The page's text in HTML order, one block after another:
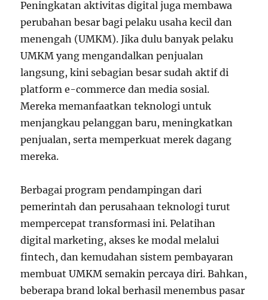
Peningkatan aktivitas digital juga membawa
perubahan besar bagi pelaku usaha kecil dan
menengah (UMKM). Jika dulu banyak pelaku
UMKM yang mengandalkan penjualan
langsung, kini sebagian besar sudah aktif di
platform e-commerce dan media sosial.
Mereka memanfaatkan teknologi untuk
menjangkau pelanggan baru, meningkatkan
penjualan, serta memperkuat merek dagang
mereka.
Berbagai program pendampingan dari
pemerintah dan perusahaan teknologi turut
mempercepat transformasi ini. Pelatihan
digital marketing, akses ke modal melalui
fintech, dan kemudahan sistem pembayaran
membuat UMKM semakin percaya diri. Bahkan,
beberapa brand lokal berhasil menembus pasar